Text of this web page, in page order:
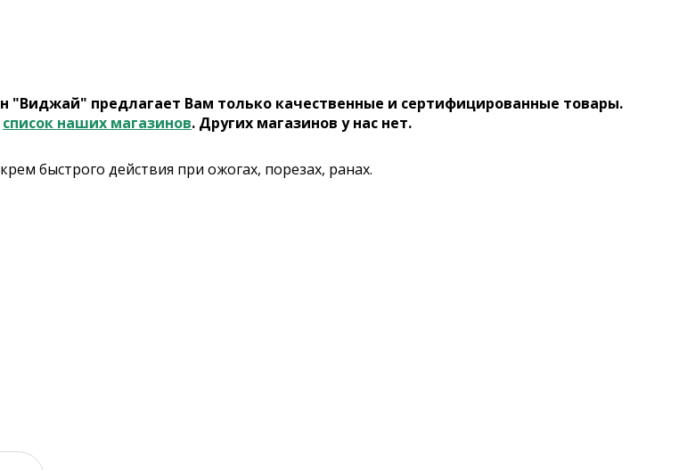
"Виджай" предлагает Вам только качественные и сертифицированные товары.
список наших магазинов. Других магазинов у нас нет.
быстрого действия при ожогах, порезах, ранах.